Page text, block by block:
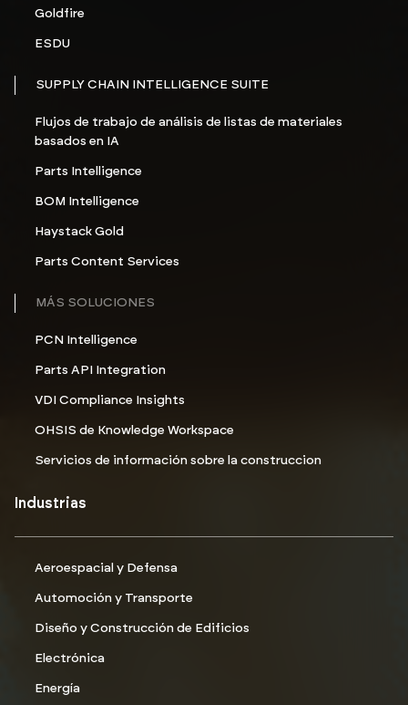
Goldfire
ESDU
SUPPLY CHAIN INTELLIGENCE SUITE
Flujos de trabajo de análisis de listas de materiales
basados en IA
Parts Intelligence
BOM Intelligence
Haystack Gold
Parts Content Services
MÁS SOLUCIONES
PCN Intelligence
Parts API Integration
VDI Compliance Insights
OHSIS de Knowledge Workspace
Servicios de información sobre la construccion
Industrias
Aeroespacial y Defensa
Automoción y Transporte
Diseño y Construcción de Edificios
Electrónica
Energía